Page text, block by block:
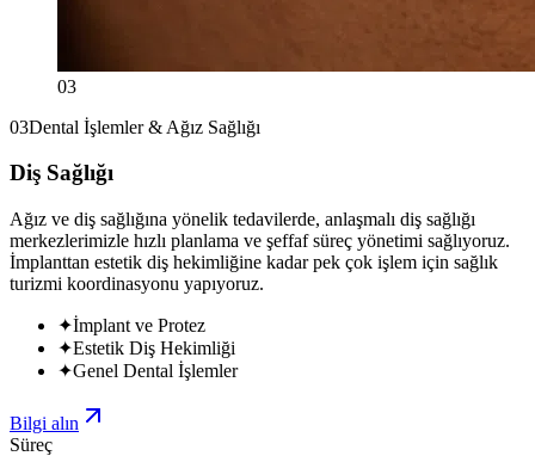
03
03Dental İşlemler & Ağız Sağlığı
Diş Sağlığı
Ağız ve diş sağlığına yönelik tedavilerde, anlaşmalı diş sağlığı
merkezlerimizle hızlı planlama ve şeffaf süreç yönetimi sağlıyoruz.
İmplanttan estetik diş hekimliğine kadar pek çok işlem için sağlık
turizmi koordinasyonu yapıyoruz.
✦İmplant ve Protez
✦Estetik Diş Hekimliği
✦Genel Dental İşlemler
Bilgi alın
Süreç